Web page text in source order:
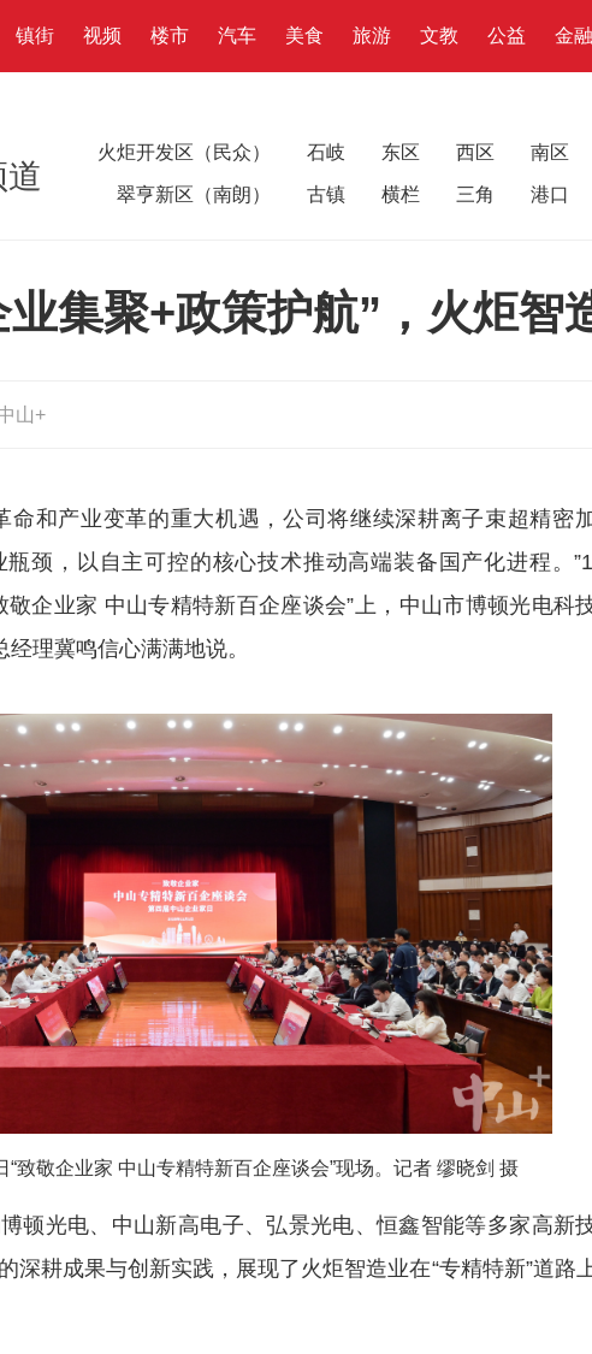
镇街 视频 楼市 汽车 美食 旅游 文教 公益 金融
火炬开发区（民众） 石岐 东区 西区 南区
翠亨新区（南朗） 古镇 横栏 三角 港口
集聚+政策护航”，火炬智
山+
命和产业变革的重大机遇，公司将继续深耕离子束超精密
颈，以自主可控的核心技术推动高端装备国产化进程。
敬企业家 中山专精特新百企座谈会”上，中山市博顿光电科
理冀鸣信心满满地说。
“致敬企业家 中山专精特新百企座谈会”现场。记者 缪晓剑 摄
顿光电、中山新高电子、弘景光电、恒鑫智能等多家高新
深耕成果与创新实践，展现了火炬智造业在“专精特新”道路